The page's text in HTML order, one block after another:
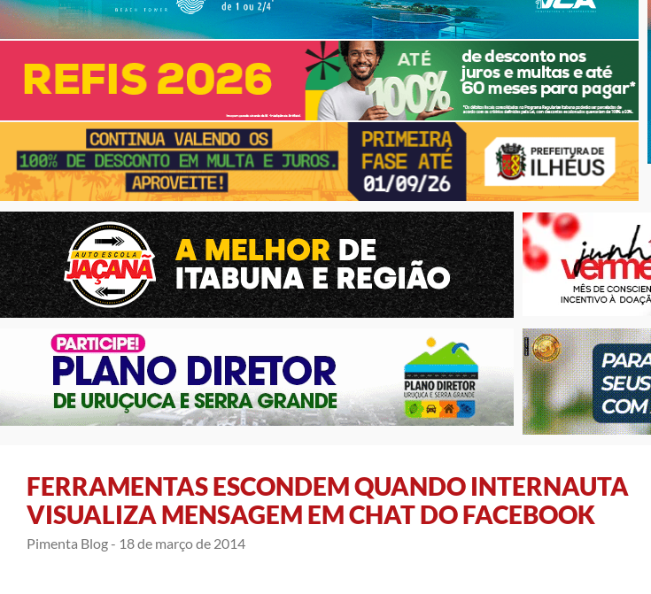
FERRAMENTAS ESCONDEM QUANDO INTERNAUTA
VISUALIZA MENSAGEM EM CHAT DO FACEBOOK
Pimenta Blog - 18 de março de 2014